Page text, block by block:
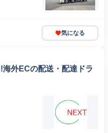
気になる
外ECの配送・配達ドラ